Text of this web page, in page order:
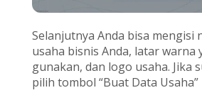
Selanjutnya Anda bisa mengisi
usaha bisnis Anda, latar warna
gunakan, dan logo usaha. Jika
pilih tombol “Buat Data Usaha”